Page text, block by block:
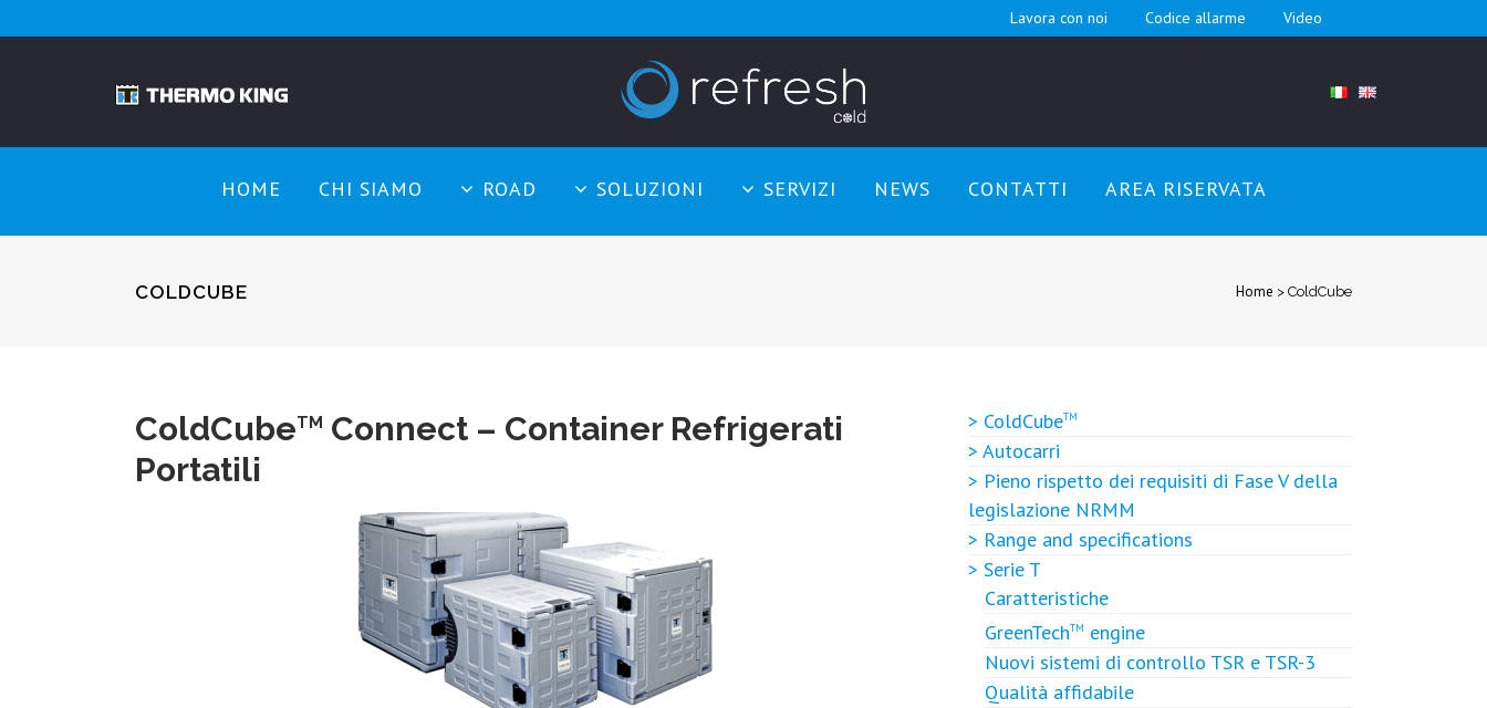
Lavora con noi Codice allarme Video
HOME CHI SIAMO ROAD SOLUZIONI SERVIZI NEWS CONTATTI AREA RISERVATA
COLDCUBE Home > ColdCube
ColdCubeTM Connect – Container Refrigerati
Portatili
> ColdCubeTM
> Autocarri
> Pieno rispetto dei requisiti di Fase V della
legislazione NRMM
> Range and specifications
> Serie T
Caratteristiche
GreenTechTM
engine
Nuovi sistemi di controllo TSR e TSR-3
Qualità affidabile